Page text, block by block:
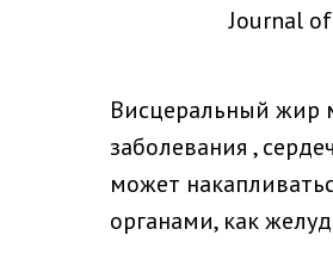
Journal
Висцеральный жир
заболевания ,
может
органами, как